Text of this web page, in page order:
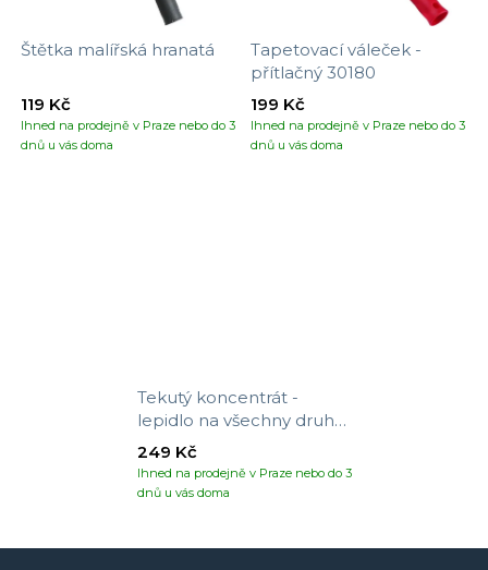
Štětka malířská hranatá
Ihned na prodejně v Praze nebo do 3
dnů u vás doma
119 Kč
Tapetovací váleček -
přítlačný 30180
Ihned na prodejně v Praze nebo do 3
dnů u vás doma
199 Kč
Tekutý koncentrát -
lepidlo na všechny druhy
tapet
Ihned na prodejně v Praze nebo do 3
dnů u vás doma
249 Kč